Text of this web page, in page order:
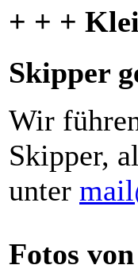
+ + +
Skipper
Wir
Skipper,
unter
Fotos